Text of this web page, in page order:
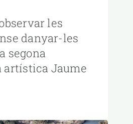
les
danyar-les
segona
artística Jaume